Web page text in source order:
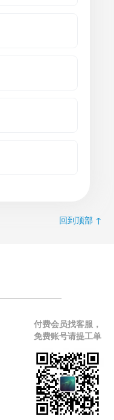
回到顶部 ↑
付费会员找客服，
免费账号请提工单